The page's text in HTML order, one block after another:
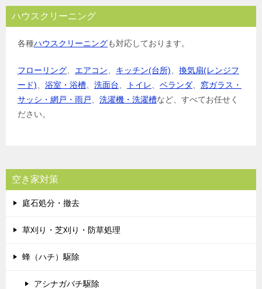
ハウスクリーニング
各種ハウスクリーニングも対応しております。
フローリング エアコン キッチン(台所)
換気扇(レンジフ
ード)
浴室・浴槽 洗面台 トイレ ベランダ
窓ガラス・
サッシ・網戸・雨戸
洗濯機・洗濯槽など、すべてお任せく
ださい。
空き家対策
庭石処分・撤去
草刈り・芝刈り・防草処理
蜂（ハチ）駆除
アシナガバチ駆除